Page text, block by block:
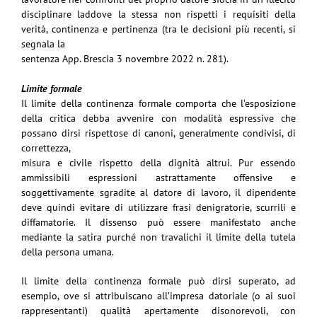
disciplinare laddove la stessa non rispetti i requisiti della
verità, continenza e pertinenza (tra le decisioni più recenti, si
segnala la
sentenza App. Brescia 3 novembre 2022 n. 281).
Limite formale
Il limite della continenza formale comporta che l’esposizione
della critica debba avvenire con modalità espressive che
possano dirsi rispettose di canoni, generalmente condivisi, di
correttezza,
misura e civile rispetto della dignità altrui. Pur essendo
ammissibili espressioni astrattamenteoffensive e
soggettivamente sgradite al datore di lavoro, il dipendente
deve quindi evitare di utilizzare frasi denigratorie, scurrili e
diffamatorie. Il dissenso può essere manifestato anche
mediante la satira purché non travalichi il limite della tutela
della persona umana.
Il limite della continenza formale può dirsi superato, ad
esempio, ove si attribuiscano all’impresa datoriale (o ai suoi
rappresentanti) qualità apertamente disonorevoli, con